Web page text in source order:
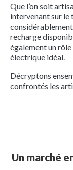
Que l’on soit
intervenant sur le
recharge
également un
électrique idéal.
Décryptons
confrontés les
Un marché